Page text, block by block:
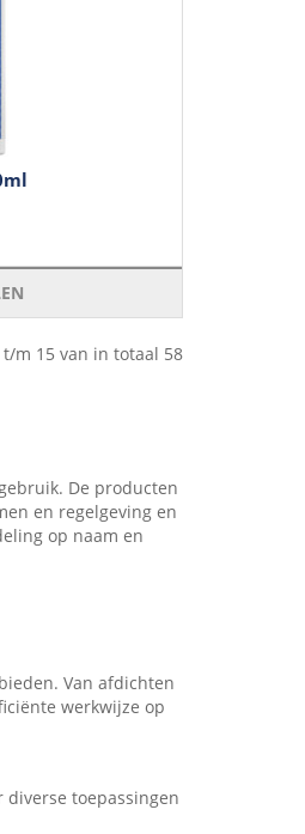
t/m 15 van in totaal 58
De producten
en regelgeving en
op naam en
Van afdichten
werkwijze op
diverse toepassingen